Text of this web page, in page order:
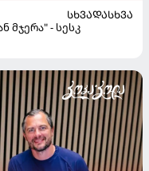
ᲡᲮᲕᲐᲓᲐᲡᲮᲕᲐ
მჯერა" - სესკ